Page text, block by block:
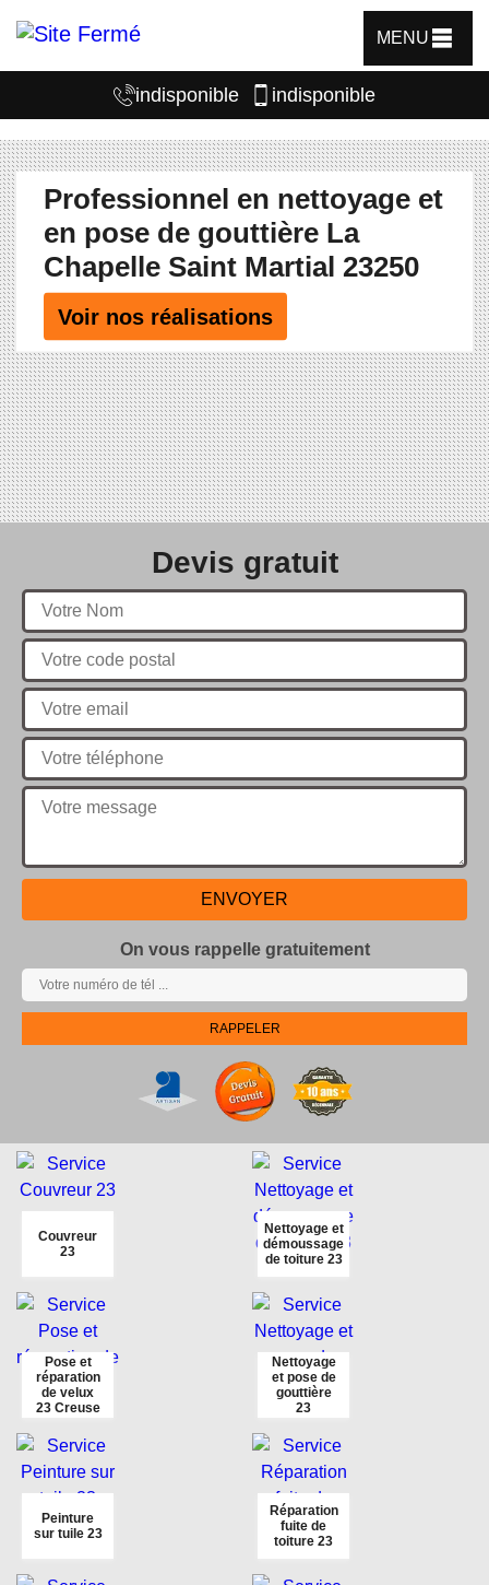
MENU
indisponible indisponible
Professionnel en nettoyage et
en pose de gouttière La
Chapelle Saint Martial 23250
Voir nos réalisations
Devis gratuit
On vous rappelle gratuitement
Couvreur
23
Nettoyage et
démoussage
de toiture 23
Pose et
réparation
de velux
23 Creuse
Nettoyage
et pose de
gouttière
23
Peinture
sur tuile 23
Réparation
fuite de
toiture 23